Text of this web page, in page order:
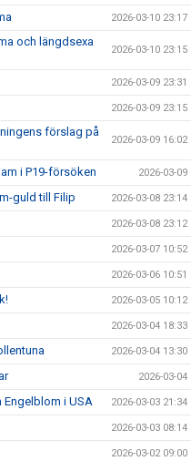
2026-03-10 23:17
och längdsexa
2026-03-10 23:15
2026-03-09 23:31
2026-03-09 23:15
förslag på
2026-03-09 16:02
i P19-försöken 2026-03-09
guld till Filip 2026-03-08 23:14
2026-03-08 23:12
2026-03-07 10:52
2026-03-06 10:51
2026-03-05 10:12
2026-03-04 18:33
2026-03-04 13:30
2026-03-04
i USA 2026-03-03 21:34
2026-03-03 08:14
2026-03-02 09:00